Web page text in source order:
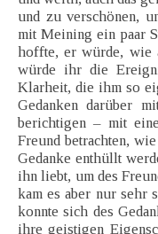
und zu verschönen,
mit Meining ein paar
hoffte, er würde, wie
würde ihr die
Klarheit, die ihm so
Gedanken darüber
berichtigen – mit
Freund betrachten,
Gedanke enthüllt
ihn liebt, um des
kam es aber nur sehr
konnte sich des
ihre geistigen